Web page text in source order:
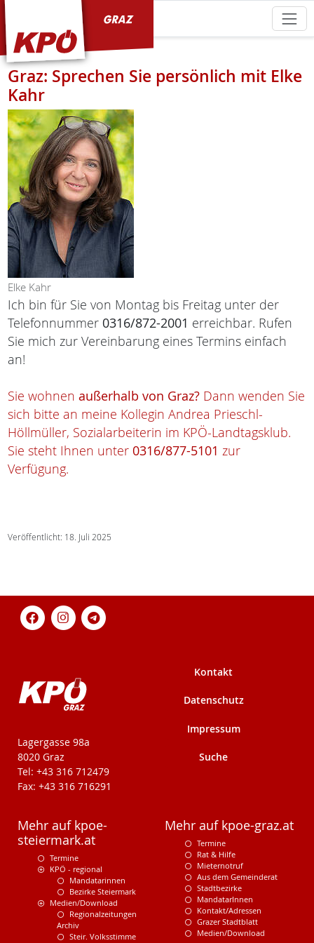
Graz: Sprechen Sie persönlich mit Elke
Kahr
Elke Kahr
Ich bin für Sie von Montag bis Freitag unter der
Telefonnummer 0316/872-2001 erreichbar. Rufen
Sie mich zur Vereinbarung eines Termins einfach
an!
Sie wohnen außerhalb von Graz?Dann wenden Sie
sich bitte an meine Kollegin Andrea Prieschl-
Höllmüller, Sozialarbeiterin im KPÖ-Landtagsklub.
Sie steht Ihnen unter 0316/877-5101 zur
Verfügung.
Veröffentlicht: 18. Juli 2025
KPÖ-Steiermark
Lagergasse 98a
8020 Graz
Tel: +43 316 712479
Fax: +43 316 716291
Kontakt
Datenschutz
Impressum
Suche
Mehr auf kpoe-
steiermark.at
Termine
KPÖ - regional
Mandatarinnen
Bezirke Steiermark
Medien/Download
Regionalzeitungen
Archiv
Steir. Volksstimme
Mehr auf kpoe-graz.at
Termine
Rat & Hilfe
Mieternotruf
Aus dem Gemeinderat
Stadtbezirke
MandatarInnen
Kontakt/Adressen
Grazer Stadtblatt
Medien/Download